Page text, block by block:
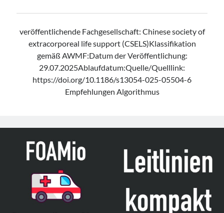
veröffentlichende Fachgesellschaft: Chinese society of
extracorporeal life support (CSELS)Klassifikation
gemäß AWMF:Datum der Veröffentlichung:
29.07.2025Ablaufdatum:Quelle/Quelllink:
https://doi.org/10.1186/s13054-025-05504-6
Empfehlungen Algorithmus